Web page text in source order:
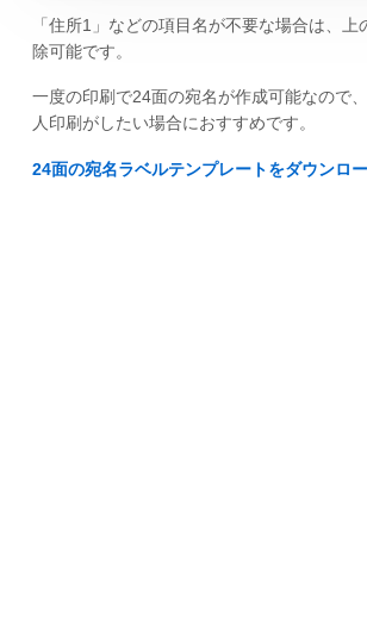
「住所1」などの項目名が不要な場合は、上
除可能です。
一度の印刷で24面の宛名が作成可能なので
人印刷がしたい場合におすすめです。
24面の宛名ラベルテンプレートをダウンロ